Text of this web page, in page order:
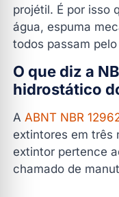
Faça seu
projétil. É por isso
água, espuma
todos passam
O que diz a
hidrostático
A ABNT NBR
extintores em três
extintor pertence
chamado de